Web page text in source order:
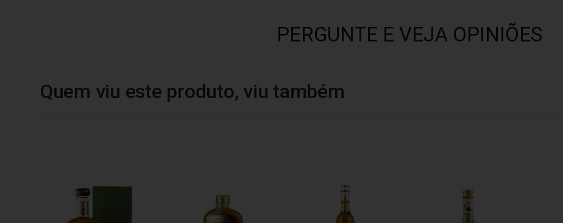
PERGUNTE E VEJA OPINIÕES
Quem viu este produto, viu também